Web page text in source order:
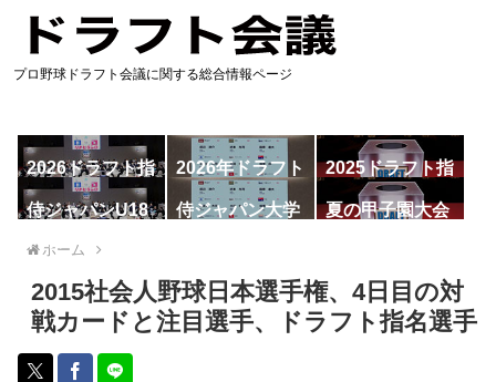
プロ野球ドラフト会議に関する総合情報ページ
2026ドラフト指
名予想
2026年ドラフト
候補
2025ドラフト指
名一覧
侍ジャパンU18
代表
侍ジャパン大学
夏の甲子園大会
ホーム
2015社会人野球日本選手権、4日目の対
戦カードと注目選手、ドラフト指名選手